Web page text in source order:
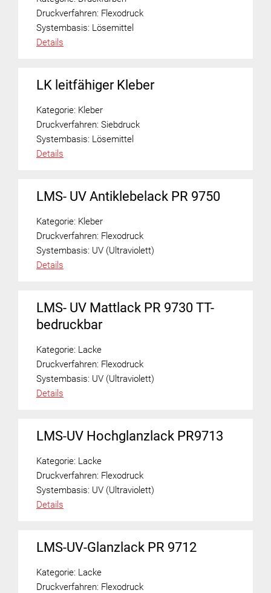
Druckverfahren: Flexodruck
Systembasis: Lösemittel
Details
LK leitfähiger Kleber
Kategorie: Kleber
Druckverfahren: Siebdruck
Systembasis: Lösemittel
Details
LMS- UV Antiklebelack PR 9750
Kategorie: Kleber
Druckverfahren: Flexodruck
Systembasis: UV (Ultraviolett)
Details
LMS- UV Mattlack PR 9730 TT-
bedruckbar
Kategorie: Lacke
Druckverfahren: Flexodruck
Systembasis: UV (Ultraviolett)
Details
LMS-UV Hochglanzlack PR9713
Kategorie: Lacke
Druckverfahren: Flexodruck
Systembasis: UV (Ultraviolett)
Details
LMS-UV-Glanzlack PR 9712
Kategorie: Lacke
Druckverfahren: Flexodruck